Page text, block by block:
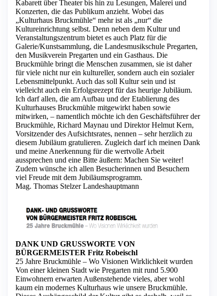
Kabarett über Theater bis hin zu Lesungen, Malerei und
Konzerten, die das Publikum anzieht. Wobei das
„Kulturhaus Bruckmühle“ mehr ist als „nur“ die
Kultureinrichtung selbst. Denn neben dem Kultur und
Veranstaltungszentrum bietet es auch Platz für die
Galerie/Kunstsammlung, die Landesmusikschule Pregarten,
den Musikverein Pregarten und ein Gasthaus. Die
Bruckmühle bringt die Menschen zusammen, sie ist daher
für viele nicht nur ein kultureller, sondern auch ein sozialer
Lebensmittelpunkt. Auch das soll Kultur sein und ist
vielleicht auch ein Erfolgsrezept für das heurige Jubiläum.
Ich darf allen, die am Aufbau und der Etablierung des
Kulturhauses Bruckmühle mitgewirkt haben sowie
mitwirken, – namentlich möchte ich den Geschäftsführer der
Bruckmühle, Richard Maynau und Direktor Helmut Kern,
Vorsitzender des Aufsichtsrates, nennen – sehr herzlich zu
diesem Jubiläum gratulieren. Zugleich darf ich meinen Dank
und meine Anerkennung für die wertvolle Arbeit
aussprechen und eine Bitte äußern: Machen Sie weiter!
Zudem wünsche ich allen Besucherinnen und Besuchern
viel Freude mit dem Jubiläumsprogramm.
Mag. Thomas Stelzer Landeshauptmann
DANK UND GRUSSWORTE VON
BÜRGERMEISTER Fritz Robeischl
25 Jahre Bruckmühle – Wo Visionen Wirklichkeit wurden
Von einer kleinen Stadt wie Pregarten mit rund 5.900
Einwohnern erwarten Außenstehende vieles, aber wohl
kaum ein modernes Kulturhaus wie unsere Bruckmühle.